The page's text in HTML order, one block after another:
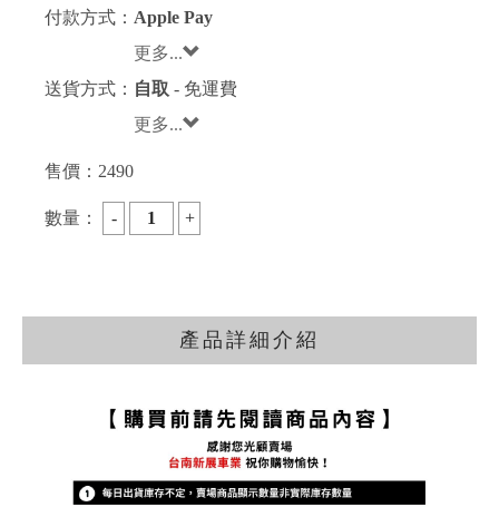
付款方式： Apple Pay
更多...
送貨方式： 自取 - 免運費
更多...
售價： 2490
數量：
產品詳細介紹